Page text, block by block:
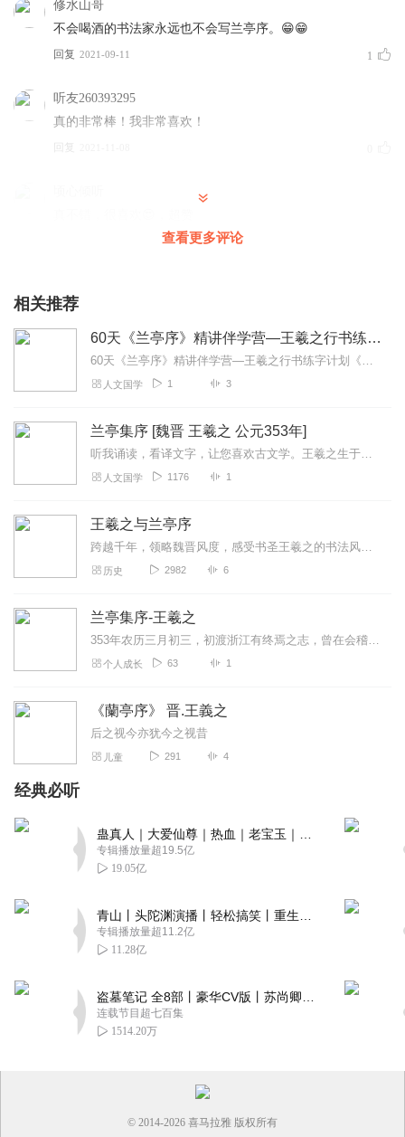
修水山哥
不会喝酒的书法家永远也不会写兰亭序。😁😁
回复 2021-09-11 1
听友260393295
真的非常棒！我非常喜欢！
回复
查看更多评论
相关推荐
60天《兰亭序》精讲伴学营—王羲之行书练字计划
60天《兰亭序》精讲伴学营—王羲之行书练字计划《兰亭序》全文28行、324字，遒媚飘逸，字字精妙，为王羲之最为经典作品，被称为十大行书之首。且文学意义高，叙事抒...
人文国学 1 3
兰亭集序 [魏晋 王羲之 公元353年]
听我诵读，看译文字，让您喜欢古文学。王羲之生于公元303年，卒于公元361年。自有王羲之《兰亭集序》，就成为历朝历代君王以及臣民追求的目标，临慕的圣本，是物质财...
人文国学 1176 1
王羲之与兰亭序
跨越千年，领略魏晋风度，感受书圣王羲之的书法风采。
历史 2982 6
兰亭集序-王羲之
353年农历三月初三，初渡浙江有终焉之志，曾在会稽山阴的兰亭与名流高士谢安，孙绰等四十一人举办风雅集会。与会者临流赋诗，哥抒怀抱，抄录成集，大家公推此次集会的召...
个人成长 63 1
《蘭亭序》 晋.王義之
后之视今亦犹今之视昔
儿童 291 4
经典必听
专辑播放量超19.5亿
19.05亿
专辑播放量超11.2亿
11.28亿
连载节目超七百集
1514.20万
© 2014-2026 喜马拉雅 版权所有